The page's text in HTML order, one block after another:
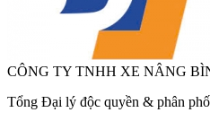
CÔNG TY TNHH XE NÂNG
Tổng Đại lý độc quyền & phân